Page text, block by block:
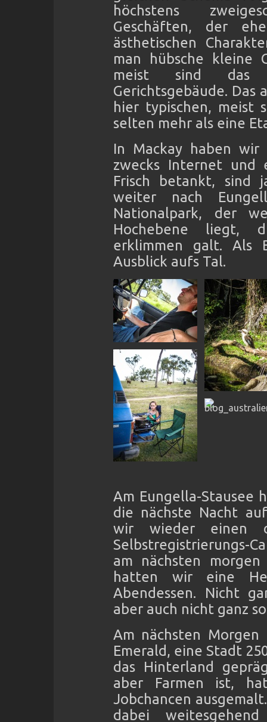
höchstens
Geschäften, der
ästhetischen
man hübsche kleine
meist sind das
Gerichtsgebäude. Das
hier typischen, meist
selten mehr als eine
In Mackay haben wir
zwecks Internet und
Frisch betankt, sind
weiter nach
Nationalpark, der
Hochebene liegt,
erklimmen galt. Als
Ausblick aufs Tal.
Am Eungella-Stausee
die nächste Nacht
wir wieder einen
Selbstregistrierungs-
am nächsten
hatten wir eine
Abendessen. Nicht
aber auch nicht ganz
Am nächsten
Emerald, eine Stadt
das Hinterland
aber Farmen ist,
Jobchancen
dabei